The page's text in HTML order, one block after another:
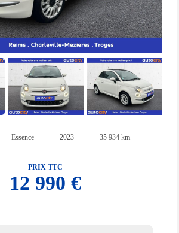
Essence 2023 35 934 km
PRIX TTC
12 990 €